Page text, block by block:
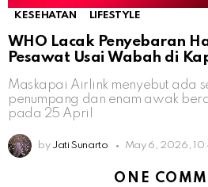
KESEHATAN LIFESTYLE
WHO Lacak Penyebaran
Pesawat Usai Wabah di
Maskapai Airlink menyebut ada
penumpang dan enam awak
pada 25 April
by Jati Sunarto May 6, 2026,
ONE